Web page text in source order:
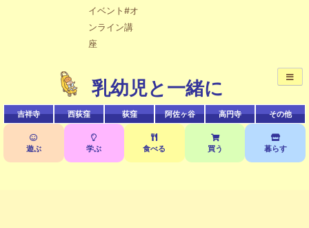
イベント#オ
ンライン講
座
乳幼児と一緒に
絞り込み検索
吉祥寺 西荻窪 荻窪 阿佐ヶ谷 高円寺 その他
遊ぶ 学ぶ 食べる 買う 暮らす